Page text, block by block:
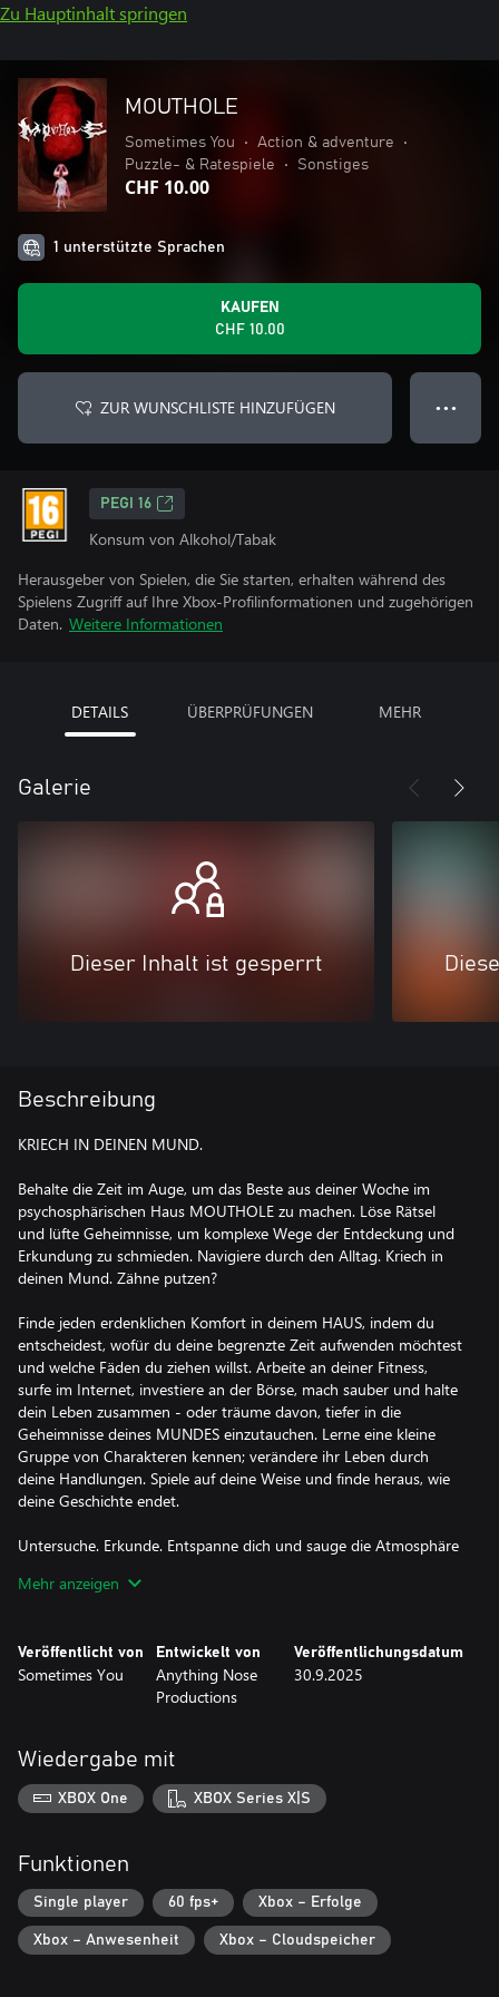
Zu Hauptinhalt springen
MOUTHOLE
Sometimes You • Action & adventure
•
Puzzle- & Ratespiele
• Sonstiges
CHF 10.00
1 unterstützte Sprachen
KAUFEN
CHF 10.00
ZUR WUNSCHLISTE HINZUFÜGEN ● ● ●
PEGI 16
Konsum von Alkohol/Tabak
Herausgeber von Spielen, die Sie starten, erhalten während des
Spielens Zugriff auf Ihre Xbox-Profilinformationen und zugehörigen
Daten. Weitere Informationen
DETAILS ÜBERPRÜFUNGEN MEHR
Galerie
Dieser Inhalt ist gesperrt
Beschreibung
KRIECH IN DEINEN MUND.
Behalte die Zeit im Auge, um das Beste aus deiner Woche im
psychosphärischen Haus MOUTHOLE zu machen. Löse Rätsel
und lüfte Geheimnisse, um komplexe Wege der Entdeckung und
Erkundung zu schmieden. Navigiere durch den Alltag. Kriech in
deinen Mund. Zähne putzen?
Finde jeden erdenklichen Komfort in deinem HAUS, indem du
entscheidest, wofür du deine begrenzte Zeit aufwenden möchtest
und welche Fäden du ziehen willst. Arbeite an deiner Fitness,
surfe im Internet, investiere an der Börse, mach sauber und halte
dein Leben zusammen - oder träume davon, tiefer in die
Geheimnisse deines MUNDES einzutauchen. Lerne eine kleine
Gruppe von Charakteren kennen; verändere ihr Leben durch
deine Handlungen. Spiele auf deine Weise und finde heraus, wie
deine Geschichte endet.
Untersuche. Erkunde. Entspanne dich und sauge die Atmosphäre
dein Leben. Entdecke die riesigen Alleen, die in deinem MUND
und versuche, dich in etwas anderes zu verwandeln. Sieh zu, wie
sich dein Zahnfleisch verändert, während sich dein HAUS
Merkmale:
- 11 Endungen
- Kompromisslose Lichtlosigkeit
- ~45 Minuten zahnzertrümmernde Musik
- Geheimnisse und Metagamuläre Einschlüsse
- Realistische Börsensimulation
- Revolutionäres Hut-System
- Extremspiegel
Mehr anzeigen
Veröffentlicht von
Sometimes You
Entwickelt von
Anything Nose
Productions
Veröffentlichungsdatum
30.9.2025
Wiedergabe mit
XBOX One XBOX Series X|S
Funktionen
Single player 60 fps+ Xbox – Erfolge
Xbox – Anwesenheit Xbox – Cloudspeicher